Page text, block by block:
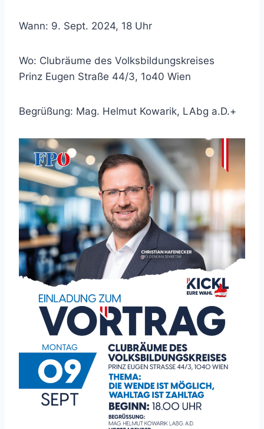
Wann: 9. Sept. 2024, 18 Uhr
Wo: Clubräume des Volksbildungskreises
Prinz Eugen Straße 44/3, 1o40 Wien
Begrüßung: Mag. Helmut Kowarik, LAbg a.D.+